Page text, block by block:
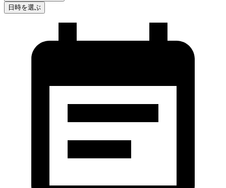
日時を選ぶ